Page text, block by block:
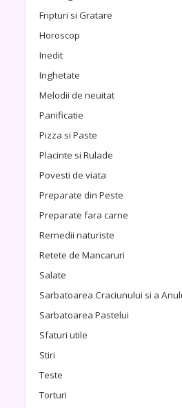
Fripturi si Gratare
Horoscop
Inedit
Inghetate
Melodii de neuitat
Panificatie
Pizza si Paste
Placinte si Rulade
Povesti de viata
Preparate din Peste
Preparate fara carne
Remedii naturiste
Retete de Mancaruri
Salate
Sarbatoarea Craciunului si a
Sarbatoarea Pastelui
Sfaturi utile
Stiri
Teste
Torturi